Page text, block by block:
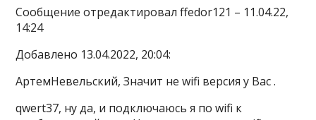
Сообщение отредактировал ffedor121 – 11.04.22,
14:24
Добавлено 13.04.2022, 20:04:
АртемНевельский, Значит не wifi версия у Вас .
qwert37, ну да, и подключаюсь я по wifi к